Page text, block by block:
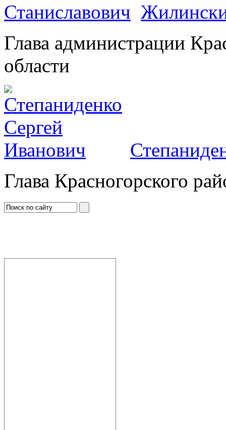
Глава администрации
области
Глава Красногорского